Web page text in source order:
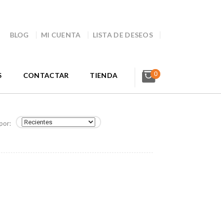
BLOG MI CUENTA LISTA DE DESEOS
CONTACTAR TIENDA 0